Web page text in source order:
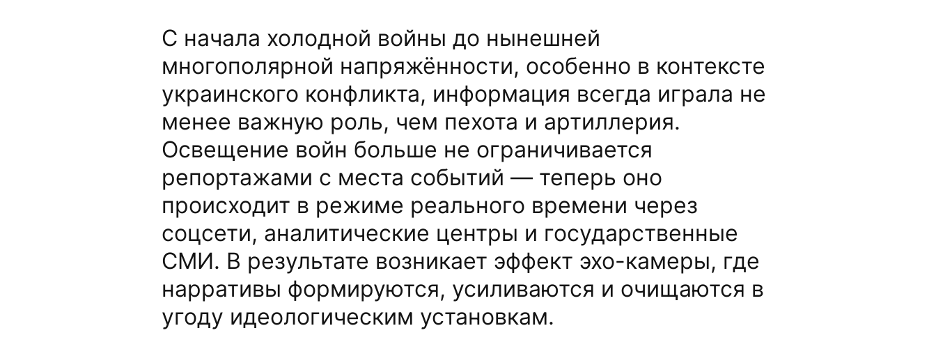
С начала холодной войны до нынешней
многополярной напряжённости, особенно в контексте
украинского конфликта, информация всегда играла не
менее важную роль, чем пехота и артиллерия.
Освещение войн больше не ограничивается
репортажами с места событий — теперь оно
происходит в режиме реального времени через
соцсети, аналитические центры и государственные
СМИ. В результате возникает эффект эхо-камеры, где
нарративы формируются, усиливаются и очищаются в
угоду идеологическим установкам.